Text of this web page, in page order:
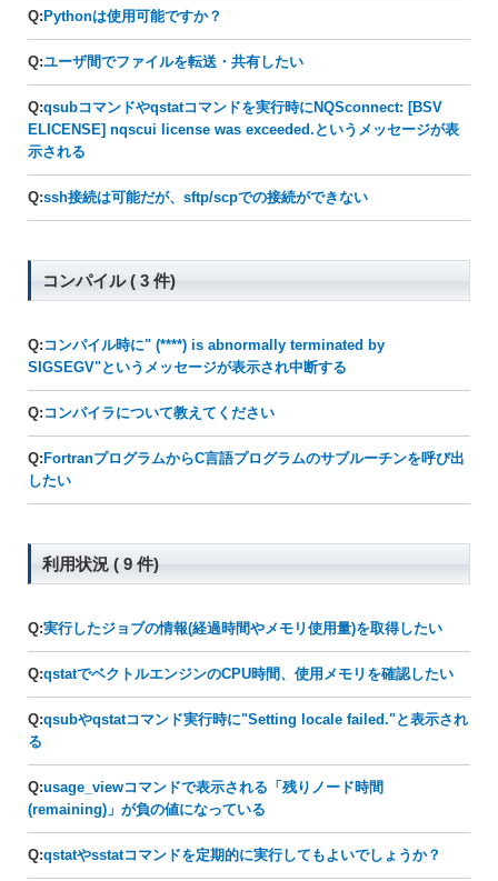
Q: Pythonは使用可能ですか？
Q:ユーザ間でファイルを転送・共有したい
Q:qsubコマンドやqstatコマンドを実行時にNQSconnect: [BSV
ELICENSE] nqscui license was exceeded.というメッセージが表
示される
Q:ssh接続は可能だが、sftp/scpでの接続ができない
コンパイル ( 3 件)
Q: コンパイル時に" (****) is abnormally terminated by
SIGSEGV"というメッセージが表示され中断する
Q: コンパイラについて教えてください
Q: FortranプログラムからC言語プログラムのサブルーチンを呼び出
したい
利用状況 ( 9 件)
Q:実行したジョブの情報(経過時間やメモリ使用量)を取得したい
Q:qstatでベクトルエンジンのCPU時間、使用メモリを確認したい
Q:qsubやqstatコマンド実行時に"Setting locale failed."と表示され
る
Q:usage_viewコマンドで表示される「残りノード時間
(remaining)」が負の値になっている
Q:qstatやsstatコマンドを定期的に実行してもよいでしょうか？